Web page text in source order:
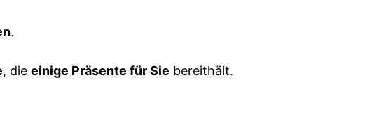
.
, die einige Präsente für Sie bereithält.